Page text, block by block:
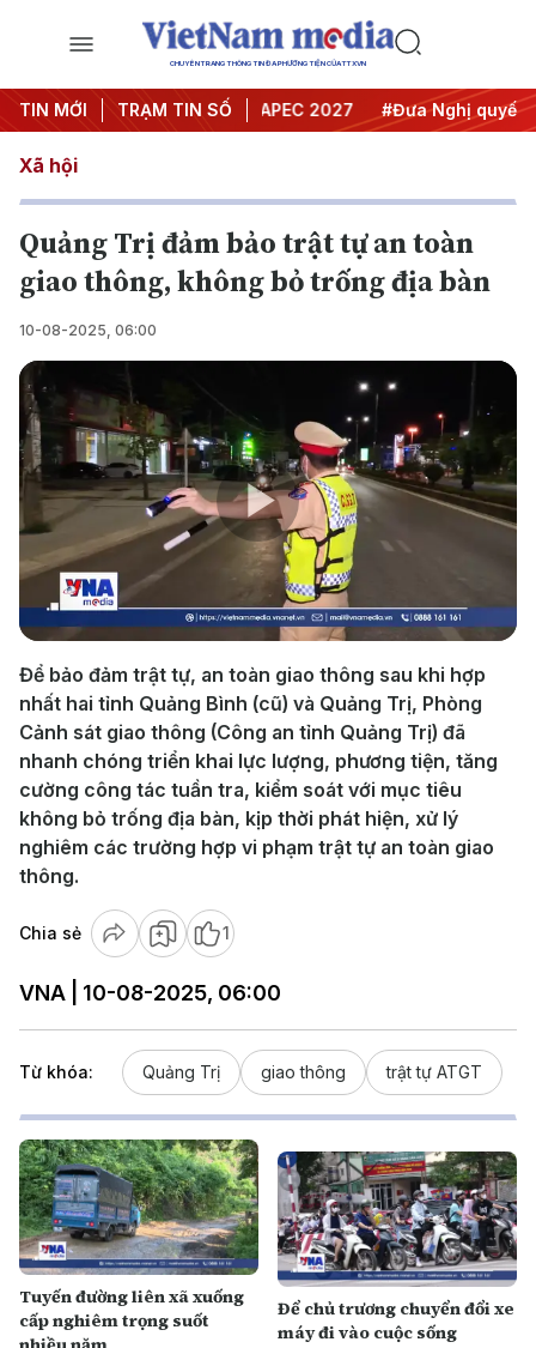
CHUYÊN TRANG THÔNG TIN ĐA PHƯƠNG TIỆN CỦA TTXVN
TIN MỚI TRẠM TIN SỐ
nghị Trung ương 3 #APEC 2027 #Đưa Nghị quyết
Xã hội
Quảng Trị đảm bảo trật tự an toàn
giao thông, không bỏ trống địa bàn
10-08-2025, 06:00
Play
Video
Để bảo đảm trật tự, an toàn giao thông sau khi hợp
nhất hai tỉnh Quảng Bình (cũ) và Quảng Trị, Phòng
Cảnh sát giao thông (Công an tỉnh Quảng Trị) đã
nhanh chóng triển khai lực lượng, phương tiện, tăng
cường công tác tuần tra, kiểm soát với mục tiêu
không bỏ trống địa bàn, kịp thời phát hiện, xử lý
nghiêm các trường hợp vi phạm trật tự an toàn giao
thông.
Chia sẻ 1
VNA | 10-08-2025, 06:00
Từ khóa: Quảng Trị giao thông trật tự ATGT
Tuyến đường liên xã xuống
cấp nghiêm trọng suốt
Để chủ trương chuyển đổi xe
máy đi vào cuộc sống